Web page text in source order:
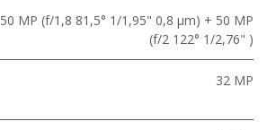
50 MP (f/1,8 81,5° 1/1,95" 0,8 µm) + 50 MP
(f/2 122° 1/2,76" )
32 MP